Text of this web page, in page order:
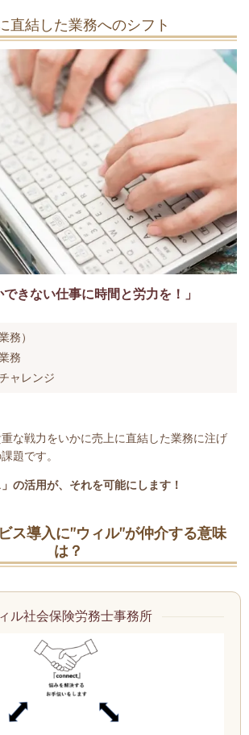
直結した業務へのシフト
できない仕事に時間と労力を！」
務）
務
ャレンジ
な戦力をいかに売上に直結した業務に注げ
題です。
」の活用が、それを可能にします！
ス導入に”ウィル”が仲介する意味
は？
ル社会保険労務士事務所